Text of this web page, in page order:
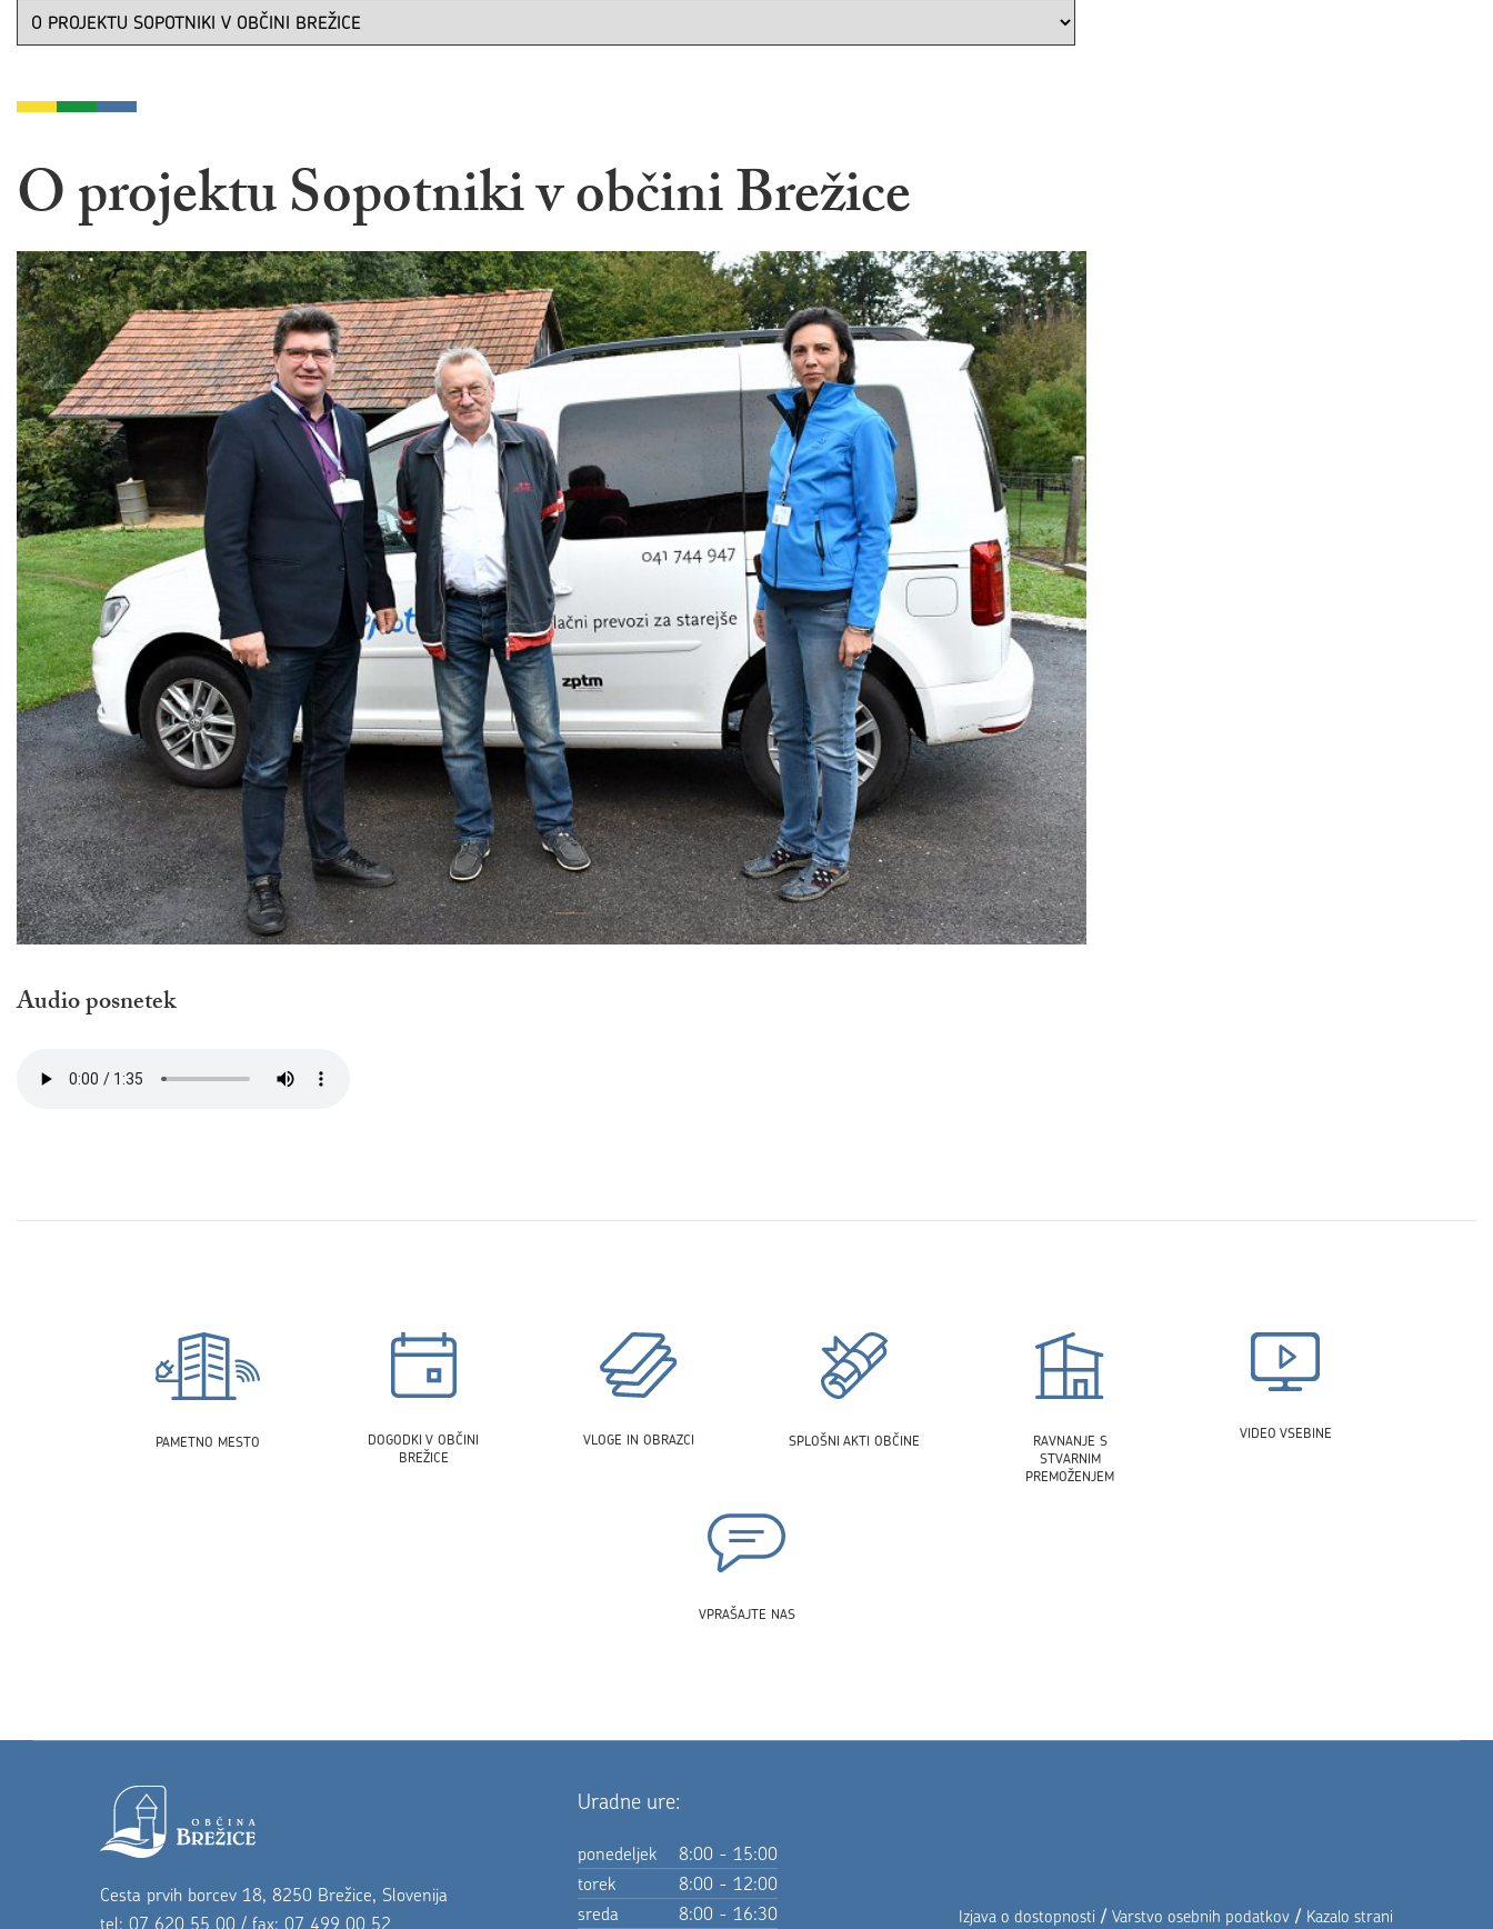
O projektu Sopotniki v občini Brežice
Audio posnetek
PAMETNO MESTO
DOGODKI V OBČINI
BREŽICE
VLOGE IN OBRAZCI SPLOŠNI AKTI OBČINE
RAVNANJE S
STVARNIM
PREMOŽENJEM
VIDEO VSEBINE
VPRAŠAJTE NAS
Noga strani
Cesta prvih borcev 18, 8250 Brežice, Slovenija
tel: 07 620 55 00 / fax: 07 499 00 52
Uradne ure:
ponedeljek
8:00 - 15:00
torek
8:00 - 12:00
sreda
8:00 - 16:30 Izjava o dostopnosti / Varstvo osebnih podatkov / Kazalo strani